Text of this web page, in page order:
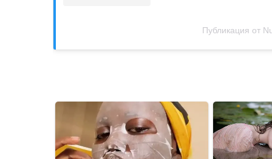
Публикация от